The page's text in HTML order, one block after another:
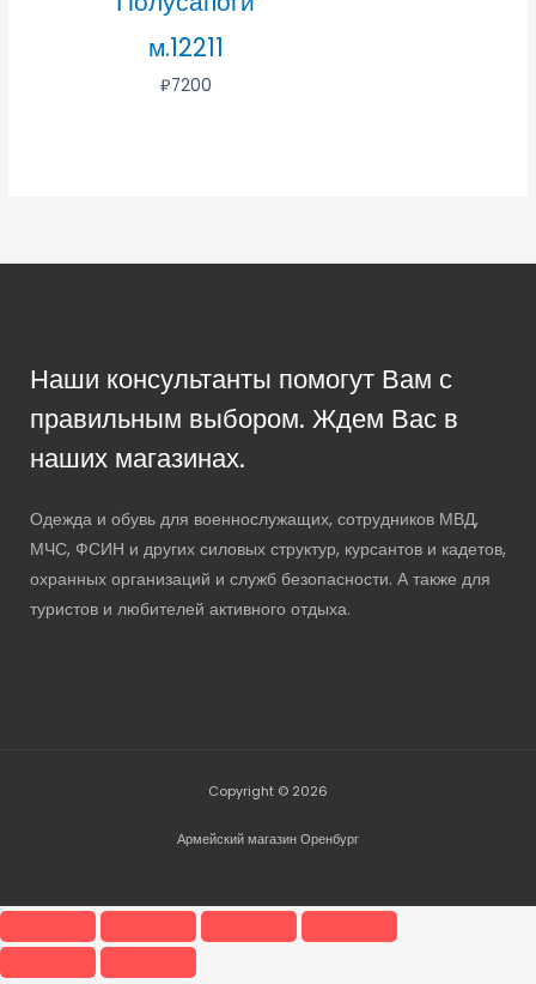
м.12211
₽7200
Наши консультанты помогут Вам с
правильным выбором. Ждем Вас в
наших магазинах.
Одежда и обувь для военнослужащих, сотрудников МВД,
МЧС, ФСИН и других силовых структур, курсантов и кадетов,
охранных организаций и служб безопасности. А также для
туристов и любителей активного отдыха.
Copyright © 2026
Армейский магазин Оренбург